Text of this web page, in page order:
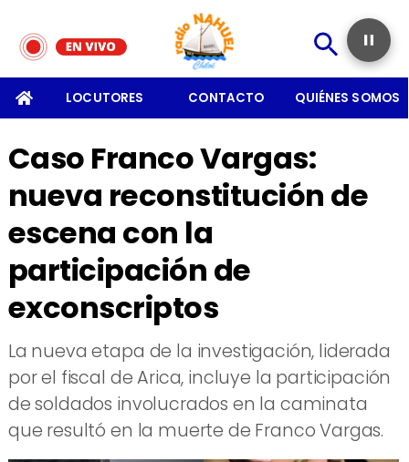
LOCUTORES CONTACTO QUIÉNES SOMOS
Caso Franco Vargas:
nueva reconstitución de
escena con la
participación de
exconscriptos
​La nueva etapa de la investigación, liderada
por el fiscal de Arica, incluye la participación
de soldados involucrados en la caminata
que resultó en la muerte de Franco Vargas.